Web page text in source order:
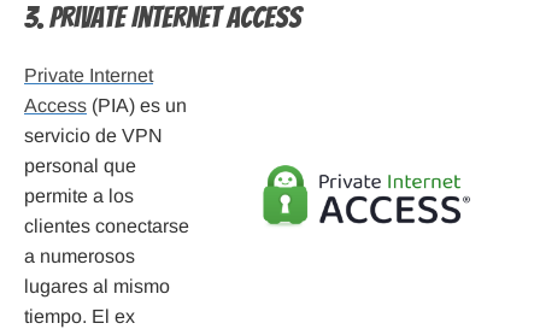
3. Private Internet Access
Private Internet
Access (PIA) es un
servicio de VPN
personal que
permite a los
clientes conectarse
a numerosos
lugares al mismo
tiempo. El ex